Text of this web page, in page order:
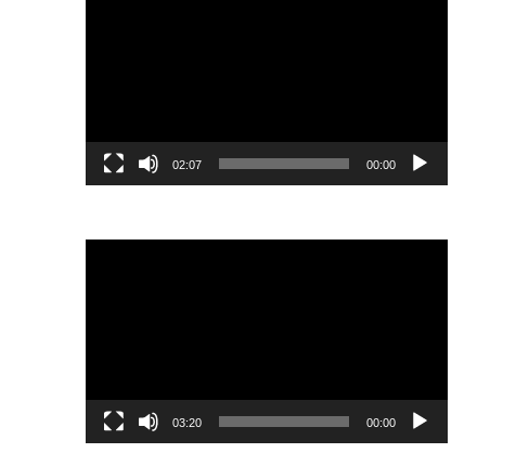
00:00
02:07
00:00
03:20